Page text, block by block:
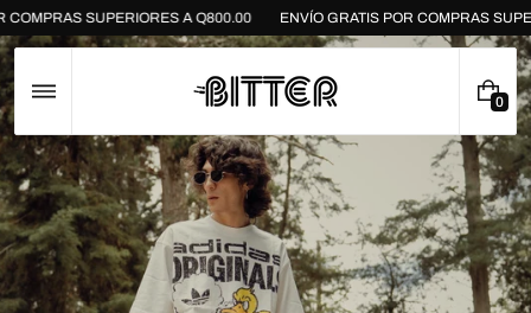
Saltar
contenido
ENVÍO GRATIS POR
POR COMPRAS SUPERIORES A Q800.00
0
0
E
L
E
M
E
N
T
O
S